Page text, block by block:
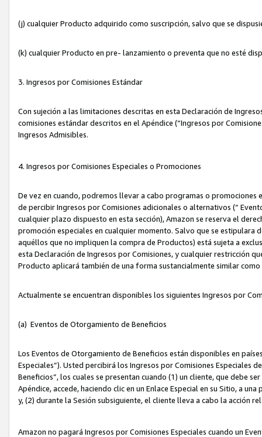
(j) cualquier Producto adquirido como suscripción, salvo que se
(k) cualquier Producto en pre- lanzamiento o preventa que no esté
3. Ingresos por Comisiones Estándar
Con sujeción a las limitaciones descritas en esta Declaración de
comisiones estándar descritos en el Apéndice (“Ingresos por
Ingresos Admisibles.
4. Ingresos por Comisiones Especiales o Promociones
De vez en cuando, podremos llevar a cabo programas o
de percibir Ingresos por Comisiones adicionales o alternativos (“
cualquier plazo dispuesto en esta sección), Amazon se reserva el
promoción especiales en cualquier momento. Salvo que se
aquéllos que no impliquen la compra de Productos) está sujeta a
esta Declaración de Ingresos por Comisiones, y cualquier restricción
Producto aplicará también de una forma sustancialmente similar
Actualmente se encuentran disponibles los siguientes Ingresos por
(a) Eventos de Otorgamiento de Beneficios
Los Eventos de Otorgamiento de Beneficios están disponibles en
Especiales”). Usted percibirá los Ingresos por Comisiones Especiales
Beneficios”, los cuales se presentan cuando (1) un cliente, que debe
Apéndice, accede, haciendo clic en un Enlace Especial en su Sitio, a
y, (2) durante la Sesión subsiguiente, el cliente lleva a cabo la acción
Amazon no pagará Ingresos por Comisiones Especiales cuando un